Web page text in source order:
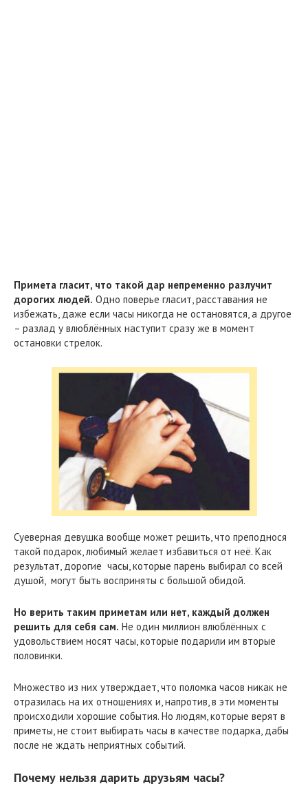
Примета гласит, что такой дар непременно разлучит
дорогих людей. Одно поверье гласит, расставания не
избежать, даже если часы никогда не остановятся, а другое
– разлад у влюблённых наступит сразу же в момент
остановки стрелок.
Суеверная девушка вообще может решить, что преподнося
такой подарок, любимый желает избавиться от неё. Как
результат, дорогие часы, которые парень выбирал со всей
душой, могут быть восприняты с большой обидой.
Но верить таким приметам или нет, каждый должен
решить для себя сам. Не один миллион влюблённых с
удовольствием носят часы, которые подарили им вторые
половинки.
Множество из них утверждает, что поломка часов никак не
отразилась на их отношениях и, напротив, в эти моменты
происходили хорошие события. Но людям, которые верят в
приметы, не стоит выбирать часы в качестве подарка, дабы
после не ждать неприятных событий.
Почему нельзя дарить друзьям часы?